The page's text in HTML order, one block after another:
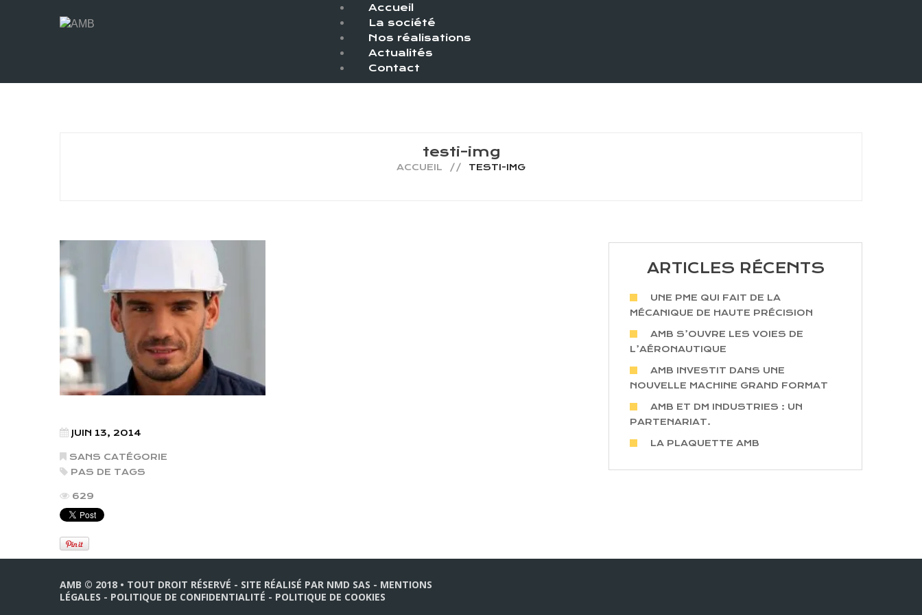
Accueil
La société
Nos réalisations
Actualités
Contact
testi-img
ACCUEIL TESTI-IMG
JUIN 13, 2014
SANS CATÉGORIE
PAS DE TAGS
629
ARTICLES RÉCENTS
UNE PME QUI FAIT DE LA
MÉCANIQUE DE HAUTE PRÉCISION
AMB S’OUVRE LES VOIES DE
L’AÉRONAUTIQUE
AMB INVESTIT DANS UNE
NOUVELLE MACHINE GRAND FORMAT
AMB ET DM INDUSTRIES : UN
PARTENARIAT.
LA PLAQUETTE AMB
AMB © 2018 • TOUT DROIT RÉSERVÉ - SITE RÉALISÉ PAR NMD SAS - MENTIONS
LÉGALES - POLITIQUE DE CONFIDENTIALITÉ - POLITIQUE DE COOKIES